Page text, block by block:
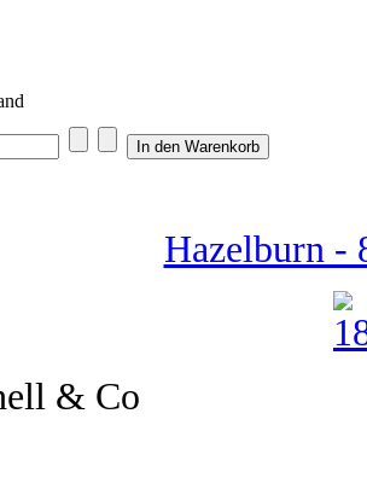
Hazelburn -
& Co